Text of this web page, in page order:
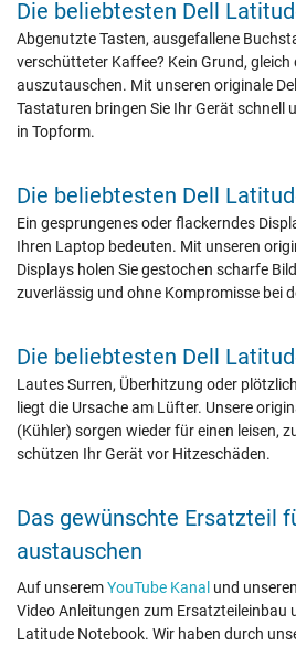
Die beliebtesten Dell
Abgenutzte Tasten, ausgefallene
verschütteter Kaffee? Kein Grund,
auszutauschen. Mit unseren originale
Tastaturen bringen Sie Ihr Gerät schnell
in Topform.
Die beliebtesten Dell
Ein gesprungenes oder flackerndes
Ihren Laptop bedeuten. Mit unseren
Displays holen Sie gestochen scharfe
zuverlässig und ohne Kompromisse bei
Die beliebtesten Dell
Lautes Surren, Überhitzung oder
liegt die Ursache am Lüfter. Unsere
(Kühler) sorgen wieder für einen leisen,
schützen Ihr Gerät vor Hitzeschäden.
Das gewünschte Ersatzteil
austauschen
Auf unseremYouTube Kanal und
Video Anleitungen zum Ersatzteileinbau
Latitude Notebook. Wir haben durch